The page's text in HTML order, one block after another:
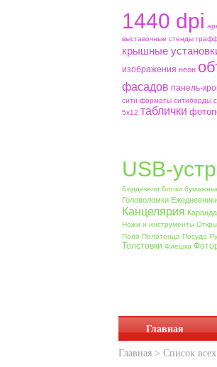
1440 dpi
выставочные стенды
крышные
изображения неон
фасадов панель-
сити-форматы ситиборды
5х12 таблички
USB-
Бирдекели Блоки
Головоломки
Канцелярия
Ножи и инструменты
Поло Полотенца Посуда
Толстовки Флешки
Главная
Главная > Список